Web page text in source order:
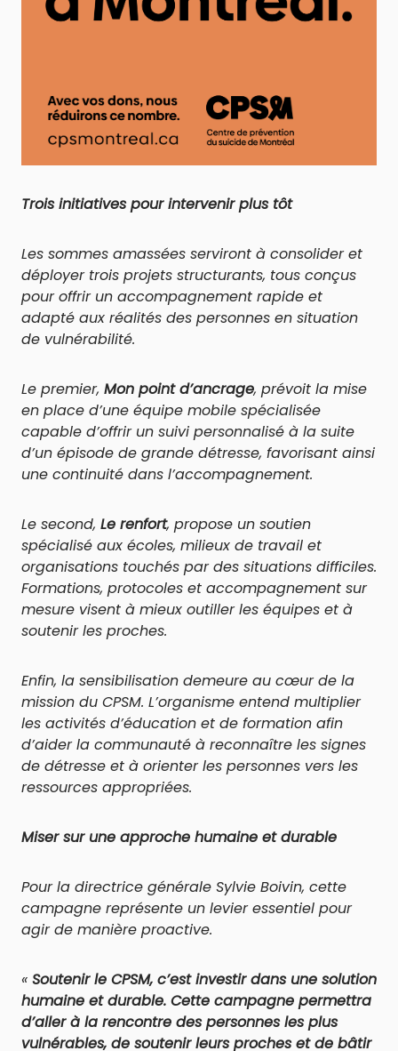
Trois initiatives pour intervenir plus tôt
Les sommes amassées serviront à consolider et
déployer trois projets structurants, tous conçus
pour offrir un accompagnement rapide et
adapté aux réalités des personnes en situation
de vulnérabilité.
Le premier, Mon point d’ancrage, prévoit la mise
en place d’une équipe mobile spécialisée
capable d’offrir un suivi personnalisé à la suite
d’un épisode de grande détresse, favorisant ainsi
une continuité dans l’accompagnement.
Le second, Le renfort, propose un soutien
spécialisé aux écoles, milieux de travail et
organisations touchés par des situations difficiles.
Formations, protocoles et accompagnement sur
mesure visent à mieux outiller les équipes et à
soutenir les proches.
Enfin, la sensibilisation demeure au cœur de la
mission du CPSM. L’organisme entend multiplier
les activités d’éducation et de formation afin
d’aider la communauté à reconnaître les signes
de détresse et à orienter les personnes vers les
ressources appropriées.
Miser sur une approche humaine et durable
Pour la directrice générale Sylvie Boivin, cette
campagne représente un levier essentiel pour
agir de manière proactive.
« Soutenir le CPSM, c’est investir dans une solution
humaine et durable. Cette campagne permettra
d’aller à la rencontre des personnes les plus
vulnérables, de soutenir leurs proches et de bâtir